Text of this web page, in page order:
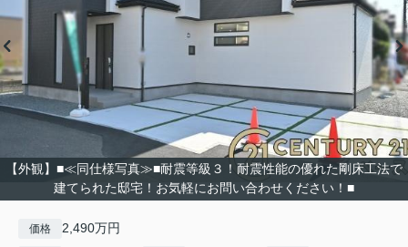
【外観】■≪同仕様写真≫■耐震等級３！耐震性能の優れた剛床工法で
建てられた邸宅！お気軽にお問い合わせください！■
価格 2,490万円